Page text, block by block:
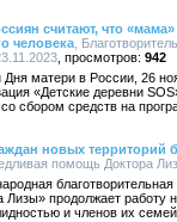
считают, что
человека ,
942
Дня матери в России, 26
«Детские деревни
со сбором средств на
новых территорий
помощь Доктора
Лизы» продолжает
и членов их